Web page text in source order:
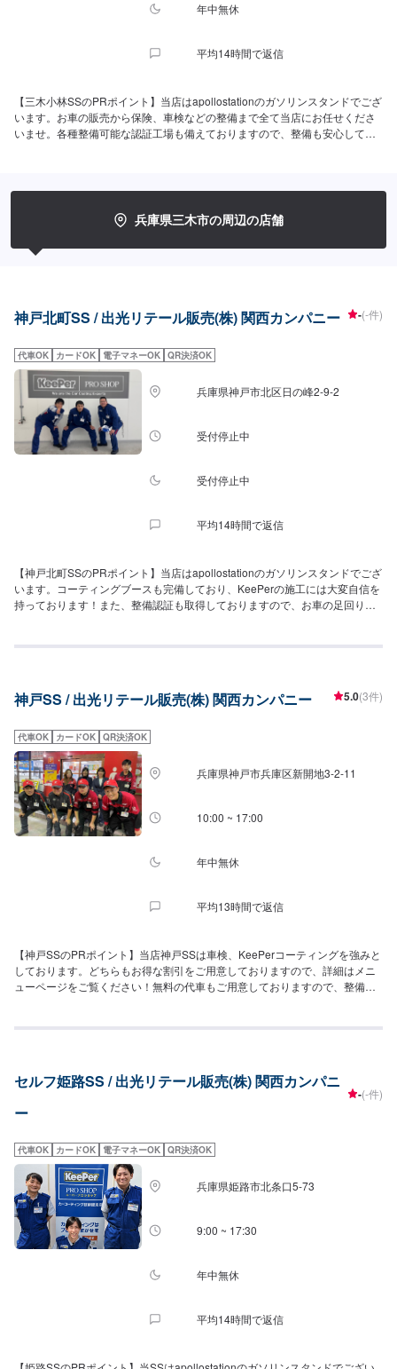
年中無休
平均14時間で返信
【三木小林SSのPRポイント】当店はapollostationのガソリンスタンドでござ
います。お車の販売から保険、車検などの整備まで全て当店にお任せくださ
いませ。各種整備可能な認証工場も備えておりますので、整備も安心してご
備からお車のコーティングまで、ぜひ当店にお任せください。【アクセス】
当店は国道175号線沿いにございます。「ローソン三木小林店」様が併設し
兵庫県三木市の周辺の店舗
神戸北町SS / 出光リテール販売(株) 関西カンパニー -(-件)
代車OK カードOK 電子マネーOK QR決済OK
兵庫県神戸市北区日の峰2-9-2
受付停止中
受付停止中
平均14時間で返信
【神戸北町SSのPRポイント】当店はapollostationのガソリンスタンドでござ
います。コーティングブースも完備しており、KeePerの施工には大変自信を
持っております！また、整備認証も取得しておりますので、お車の足回りの
ペーン】当店ではドライブオン会員で3円/L引き、ドライブペイで2円/L引き
【資格保持者が在籍】当店は2級整備士が3名、3級整備士が1名在籍しており
のでコーティングも是非ご依頼ください！【アクセス】当店は長田箕谷線沿
い、日の峰2丁目交差点のすぐそばにございます。道路向かいには「コープデ
イズ神戸北町」様、隣には「マクドナルド神戸北町店」があります。
神戸SS / 出光リテール販売(株) 関西カンパニー 5.0(3件)
代車OK カードOK QR決済OK
兵庫県神戸市兵庫区新開地3-2-11
10:00 ~ 17:00
年中無休
平均13時間で返信
【神戸SSのPRポイント】当店神戸SSは車検、KeePerコーティングを強みと
しております。どちらもお得な割引をご用意しておりますので、詳細はメニ
ューページをご覧ください！無料の代車もご用意しておりますので、整備に
8:00~21:00【サービスルームの詳細】✅椅子✅トイレ✅ゴミ箱✅自販機✅ドリ
整備はぜひ当店にお任せください！KeePerコーティングについてはEXが1
名、1級が7名、2級が1名在籍しております！コーティングにも自信がありま
すので、ぜひ当店にお任せください！【アクセス】当店は大開通りの出光
す。
セルフ姫路SS / 出光リテール販売(株) 関西カンパニ
ー
-(-件)
代車OK カードOK 電子マネーOK QR決済OK
兵庫県姫路市北条口5-73
9:00 ~ 17:30
年中無休
平均14時間で返信